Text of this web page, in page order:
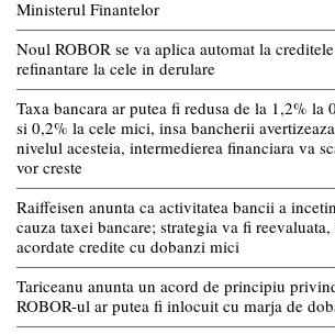
Ministerul Finantelor
Noul ROBOR se va aplica automat la
refinantare la cele in derulare
Taxa bancara ar putea fi redusa de la 1,2% la
si 0,2% la cele mici, insa bancherii
nivelul acesteia, intermedierea financiara va
vor creste
Raiffeisen anunta ca activitatea bancii a
cauza taxei bancare; strategia va fi
acordate credite cu dobanzi mici
Tariceanu anunta un acord de principiu
ROBOR-ul ar putea fi inlocuit cu marja de